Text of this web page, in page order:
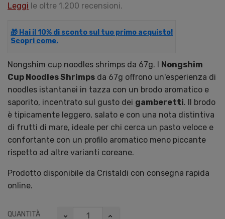
Leggi le oltre 1.200 recensioni.
🎁 Hai il 10% di sconto sul tuo primo acquisto!
Scopri come.
Nongshim cup noodles shrimps da 67g. I Nongshim
Cup Noodles Shrimps da 67g offrono un'esperienza di
noodles istantanei in tazza con un brodo aromatico e
saporito, incentrato sul gusto dei gamberetti. Il brodo
è tipicamente leggero, salato e con una nota distintiva
di frutti di mare, ideale per chi cerca un pasto veloce e
confortante con un profilo aromatico meno piccante
rispetto ad altre varianti coreane.
Prodotto disponibile da Cristaldi con consegna rapida
online.
QUANTITÀ